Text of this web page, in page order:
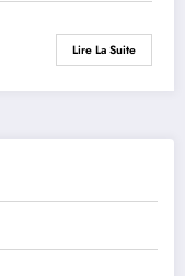
Lire La Suite